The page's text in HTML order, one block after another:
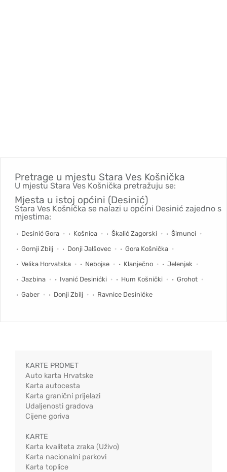
Pretrage u mjestu Stara Ves Košnička
U mjestu Stara Ves Košnička pretražuju se:
Mjesta u istoj općini (Desinić)
Stara Ves Košnička se nalazi u općini Desinić zajedno s
mjestima:
Desinić Gora Košnica Škalić Zagorski
Šimunci
Gornji Zbilj
Donji Jalšovec
Gora Košnička
Velika Horvatska
Nebojse Klanječno
Jelenjak
Jazbina
Ivanić Desinićki Hum Košnički
Grohot
Gaber
Donji Zbilj Ravnice Desinićke
KARTE PROMET
Auto karta Hrvatske
Karta autocesta
Karta granični prijelazi
Udaljenosti gradova
Cijene goriva
KARTE
Karta kvaliteta zraka (Uživo)
Karta nacionalni parkovi
Karta toplice